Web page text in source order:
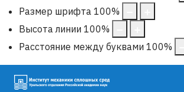
Размер шрифта 100%
Высота линии 100%
Расстояние между буквами 100%